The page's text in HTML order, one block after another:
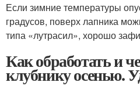
Если зимние температуры
градусов, поверх лапника
типа «лутрасил», хорошо
Как обработать и
клубнику осенью.